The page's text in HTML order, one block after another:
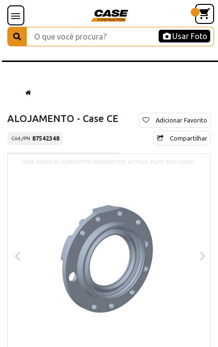
Usar Foto
ALOJAMENTO - Case CE
Cód./PN 87542348
Adicionar Favorito
Compartilhar